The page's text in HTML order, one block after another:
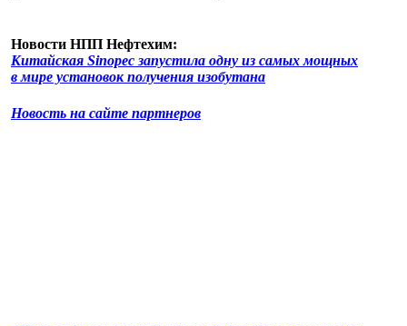
Новости НПП Нефтехим:
Китайская Sinopec запустила одну из самых мощных
в мире установок получения изобутана
Новость на сайте партнеров